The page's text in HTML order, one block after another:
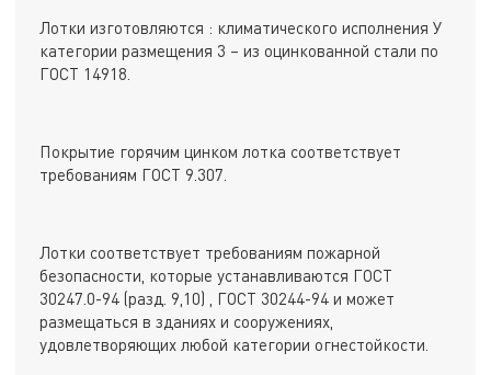
Лотки изготовляются : климатического исполнения У
категории размещения 3 – из оцинкованной стали по
ГОСТ 14918.
Покрытие горячим цинком лотка соответствует
требованиям ГОСТ 9.307.
Лотки соответствует требованиям пожарной
безопасности, которые устанавливаются ГОСТ
30247.0-94 (разд. 9,10) , ГОСТ 30244-94 и может
размещаться в зданиях и сооружениях,
удовлетворяющих любой категории огнестойкости.